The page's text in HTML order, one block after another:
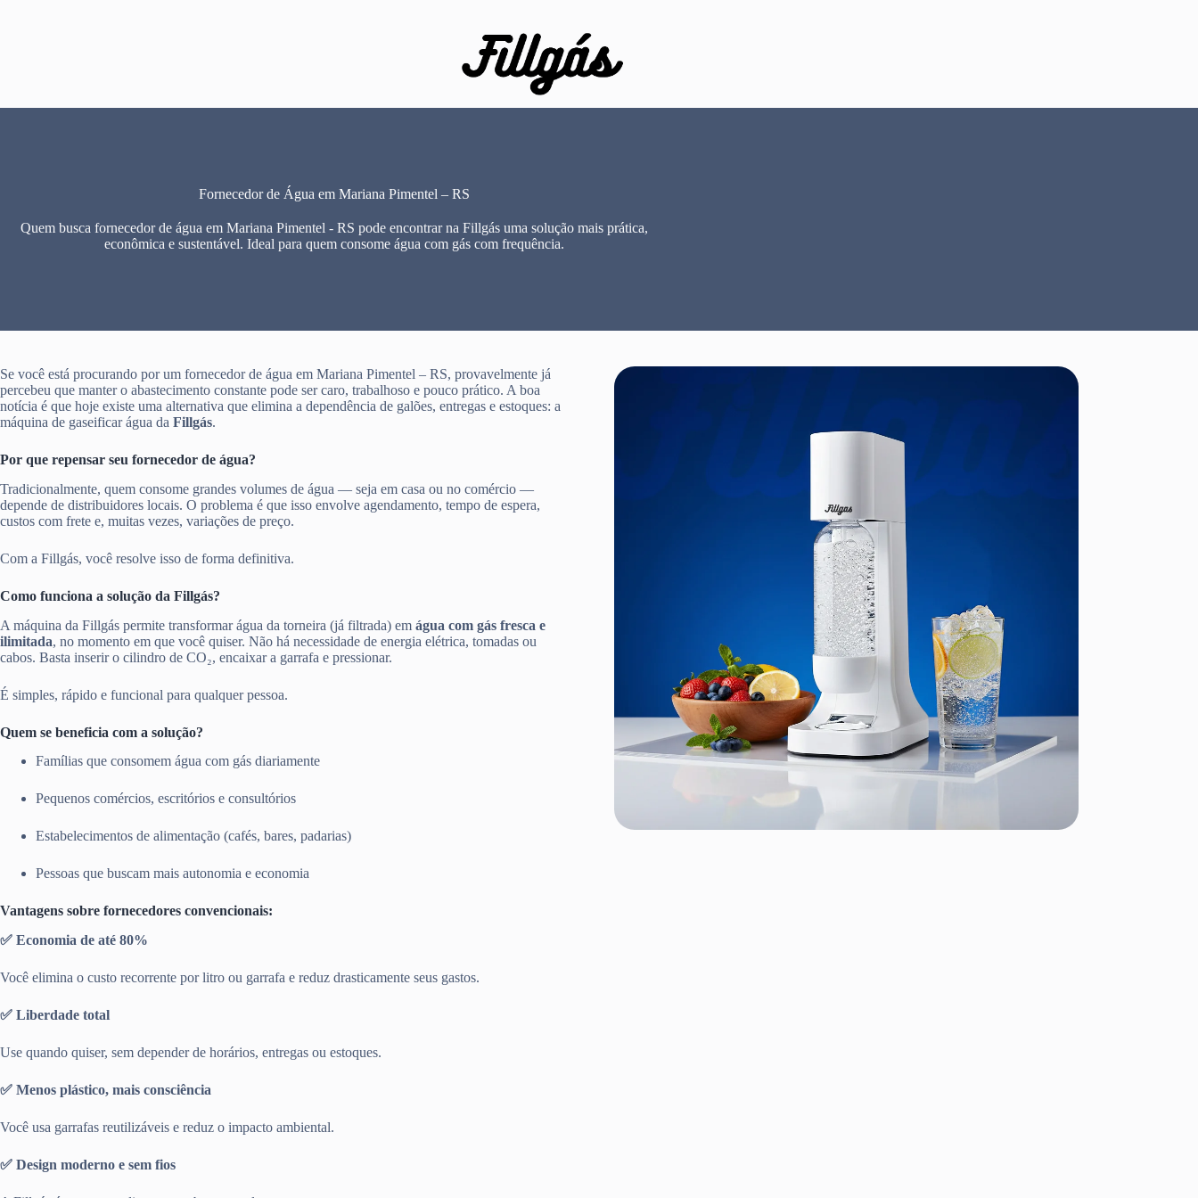
Fornecedor de Água em Mariana Pimentel – RS
Quem busca fornecedor de água em Mariana Pimentel - RS pode encontrar na Fillgás uma solução mais prática,
econômica e sustentável. Ideal para quem consome água com gás com frequência.
Se você está procurando por um fornecedor de água em Mariana Pimentel – RS, provavelmente já
percebeu que manter o abastecimento constante pode ser caro, trabalhoso e pouco prático. A boa
notícia é que hoje existe uma alternativa que elimina a dependência de galões, entregas e estoques: a
máquina de gaseificar água da Fillgás.
Por que repensar seu fornecedor de água?
Tradicionalmente, quem consome grandes volumes de água — seja em casa ou no comércio —
depende de distribuidores locais. O problema é que isso envolve agendamento, tempo de espera,
custos com frete e, muitas vezes, variações de preço.
Com a Fillgás, você resolve isso de forma definitiva.
Como funciona a solução da Fillgás?
A máquina da Fillgás permite transformar água da torneira (já filtrada) em água com gás fresca e
ilimitada, no momento em que você quiser. Não há necessidade de energia elétrica, tomadas ou
cabos. Basta inserir o cilindro de CO₂, encaixar a garrafa e pressionar.
É simples, rápido e funcional para qualquer pessoa.
Quem se beneficia com a solução?
Famílias que consomem água com gás diariamente
Pequenos comércios, escritórios e consultórios
Estabelecimentos de alimentação (cafés, bares, padarias)
Pessoas que buscam mais autonomia e economia
Vantagens sobre fornecedores convencionais:
✅ Economia de até 80%
Você elimina o custo recorrente por litro ou garrafa e reduz drasticamente seus gastos.
✅ Liberdade total
Use quando quiser, sem depender de horários, entregas ou estoques.
✅ Menos plástico, mais consciência
Você usa garrafas reutilizáveis e reduz o impacto ambiental.
✅ Design moderno e sem fios